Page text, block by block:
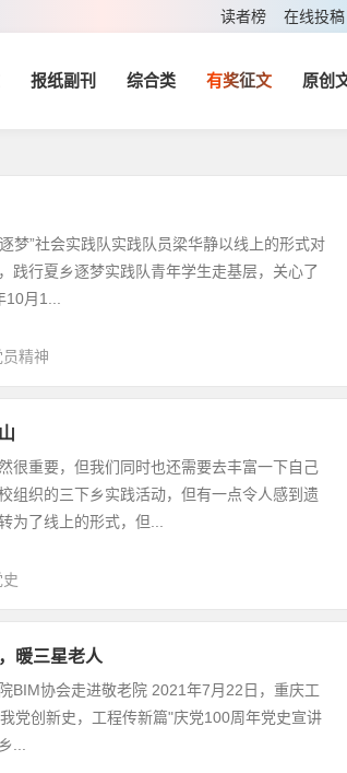
读者榜 在线投稿
报纸副刊 综合类 有奖征文 原创
梦”社会实践队实践队员梁华静以线上的形式对
践行夏乡逐梦实践队青年学生走基层，关心了
月1...
员精神
很重要，但我们同时也还需要去丰富一下自己
组织的三下乡实践活动，但有一点令人感到遗
为了线上的形式，但...
史
暖三星老人
协会走进敬老院 2021年7月22日，重庆工
党创新史，工程传新篇"庆党100周年党史宣讲
...